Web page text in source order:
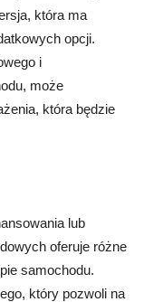
która ma
opcji.
i
może
która będzie
lub
oferuje różne
samochodu.
który pozwoli na